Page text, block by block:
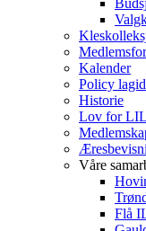
Kalender
Policy
Historie
Lov for LIL
Våre
Flå